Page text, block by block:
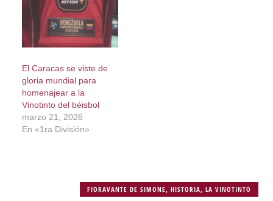
El Caracas se viste de
gloria mundial para
homenajear a la
Vinotinto del béisbol
marzo 21, 2026
En «1ra División»
FIORAVANTE DE SIMONE ,HISTORIA ,LA VINOTINTO